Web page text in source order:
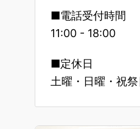
■電話受付時間
11:00 - 18:00
■定休日
土曜・日曜・祝